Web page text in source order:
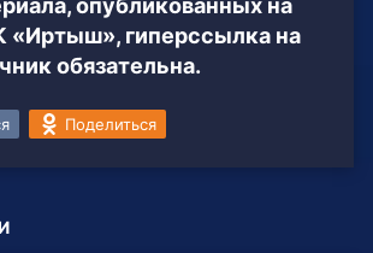
опубликованных на
«Иртыш», гиперссылка на
обязательна.
Поделиться